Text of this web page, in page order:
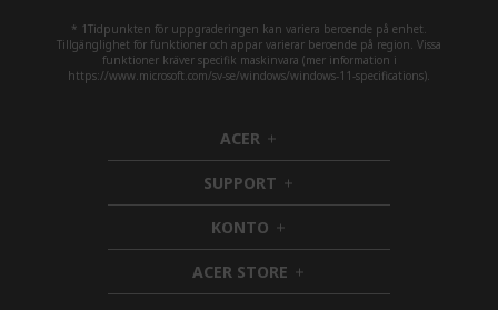
* 1Tidpunkten för uppgraderingen kan variera beroende på enhet.
Tillgänglighet för funktioner och appar varierar beroende på region. Vissa
funktioner kräver specifik maskinvara (mer information i
https://www.microsoft.com/sv-se/windows/windows-11-specifications).
ACER h
i
d
d
e
n
SUPPORT h
i
d
d
e
n
KONTO h
i
d
d
ACER STORE h
i